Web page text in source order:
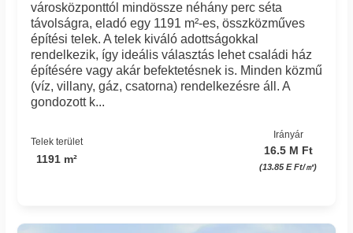
városközponttól mindössze néhány perc séta
távolságra, eladó egy 1191 m²-es, összközműves
építési telek. A telek kiváló adottságokkal
rendelkezik, így ideális választás lehet családi ház
építésére vagy akár befektetésnek is. Minden közmű
(víz, villany, gáz, csatorna) rendelkezésre áll. A
gondozott k...
Telek terület
1191 m²
Irányár
16.5 M Ft
(13.85 E Ft/㎡)